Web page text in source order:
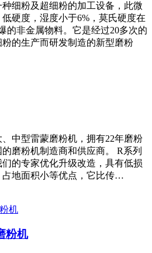
细粉及超细粉的加工设备，此微
硬度，湿度小于6%，莫氏硬度在
的非金属物料。它是经过20多次的
的生产而研发制造的新型磨粉
中型雷蒙磨粉机，拥有22年磨粉
磨粉机制造商和供应商。 R系列
的专家优化升级改造，具有低损
占地面积小等优点，它比传…
粉机